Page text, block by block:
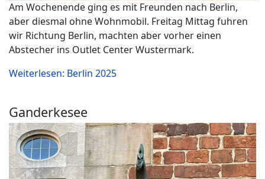
Am Wochenende ging es mit Freunden nach Berlin,
aber diesmal ohne Wohnmobil. Freitag Mittag fuhren
wir Richtung Berlin, machten aber vorher einen
Abstecher ins Outlet Center Wustermark.
Weiterlesen: Berlin 2025
Ganderkesee